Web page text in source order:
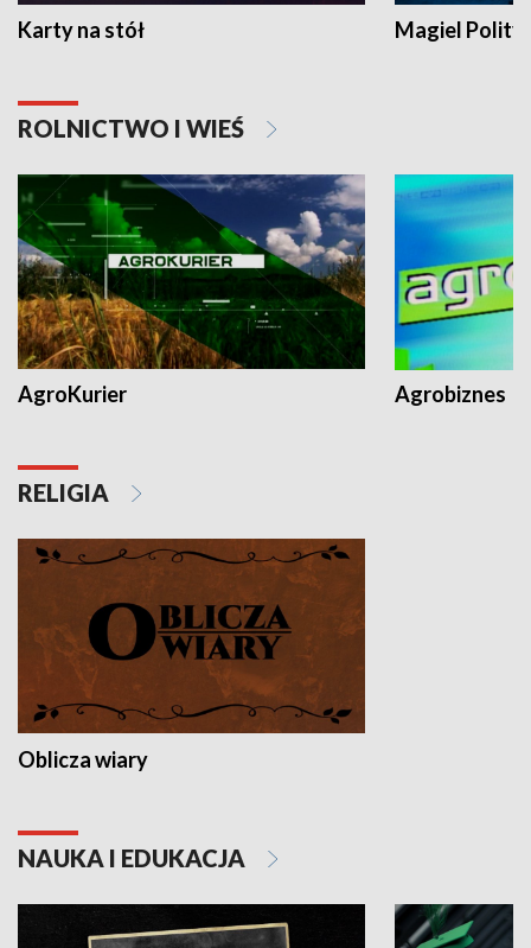
Karty na stół Magiel
ROLNICTWO I WIEŚ
AgroKurier Agrobiznes
RELIGIA
Oblicza wiary
NAUKA I EDUKACJA